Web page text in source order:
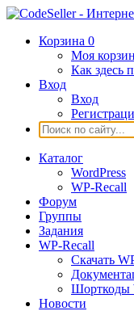
Корзина 0
Моя
Как здесь
Вход
Вход
Каталог
WordPress
WP-Recall
Форум
Группы
Задания
WP-Recall
Скачать
Шорткоды
Новости